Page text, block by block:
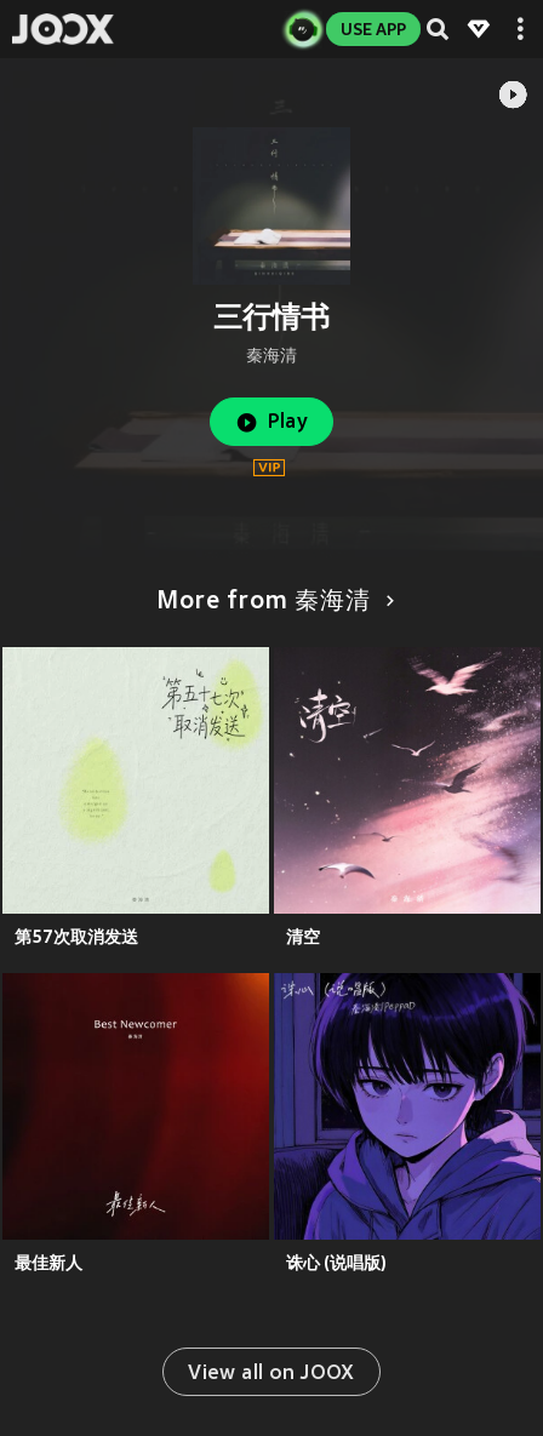
USE APP
三行情书
秦海清
Play
More from 秦海清
第57次取消发送 清空
最佳新人 诛心 (说唱版)
View all on JOOX